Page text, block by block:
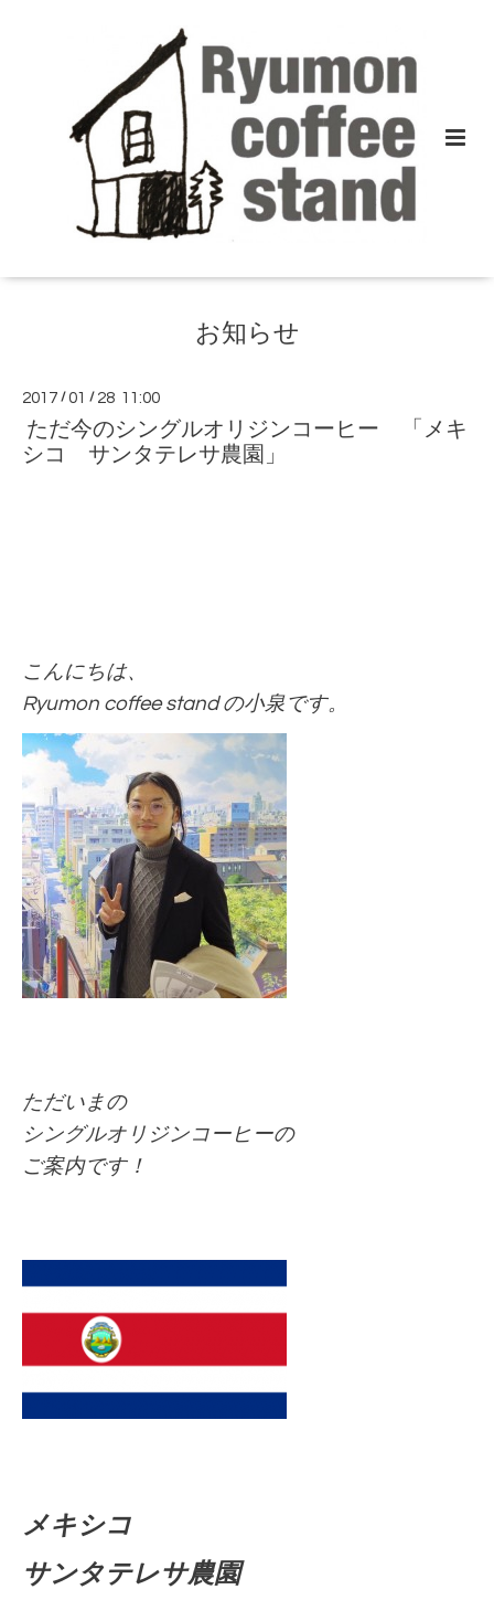
お知らせ
2017 /01 / 28 11:00
ただ今のシングルオリジンコーヒー 「メキ
シコ サンタテレサ農園」
こんにちは、
Ryumon coffee stand の小泉です。
ただいまの
シングルオリジンコーヒーの
ご案内です！
メキシコ
サンタテレサ農園